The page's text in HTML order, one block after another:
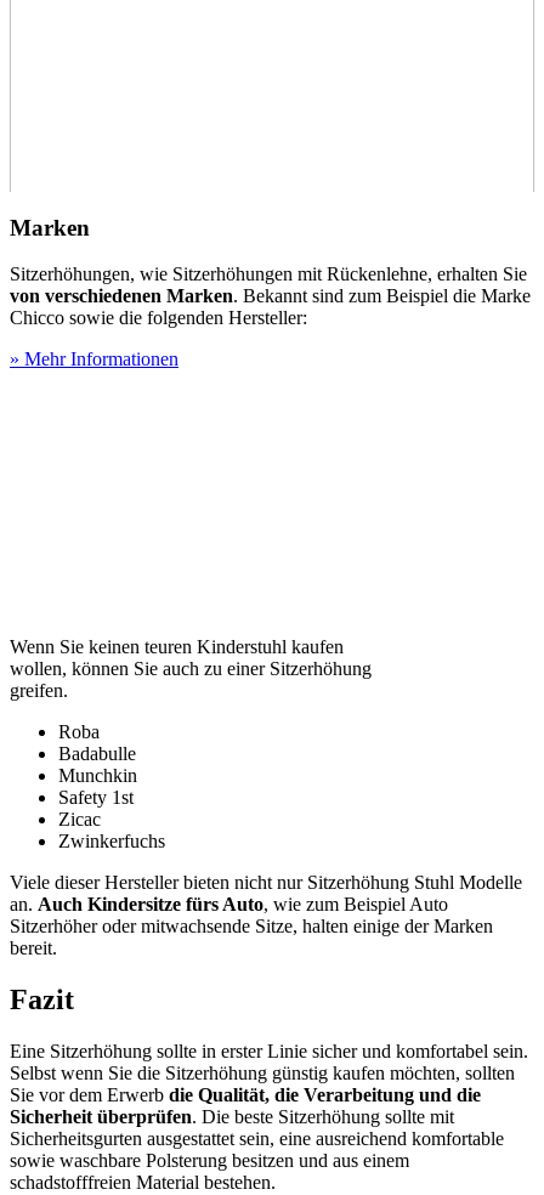
Marken
Sitzerhöhungen, wie Sitzerhöhungen mit Rückenlehne, erhalten Sie
von verschiedenen Marken. Bekannt sind zum Beispiel die Marke
Chicco sowie die folgenden Hersteller:
» Mehr Informationen
Wenn Sie keinen teuren Kinderstuhl kaufen
wollen, können Sie auch zu einer Sitzerhöhung
greifen.
Roba
Badabulle
Munchkin
Safety 1st
Zicac
Zwinkerfuchs
Viele dieser Hersteller bieten nicht nur Sitzerhöhung Stuhl Modelle
an. Auch Kindersitze fürs Auto, wie zum Beispiel Auto
Sitzerhöher oder mitwachsende Sitze, halten einige der Marken
bereit.
Fazit
Eine Sitzerhöhung sollte in erster Linie sicher und komfortabel sein.
Selbst wenn Sie die Sitzerhöhung günstig kaufen möchten, sollten
Sie vor dem Erwerb die Qualität, die Verarbeitung und die
Sicherheit überprüfen. Die beste Sitzerhöhung sollte mit
Sicherheitsgurten ausgestattet sein, eine ausreichend komfortable
sowie waschbare Polsterung besitzen und aus einem
schadstofffreien Material bestehen.